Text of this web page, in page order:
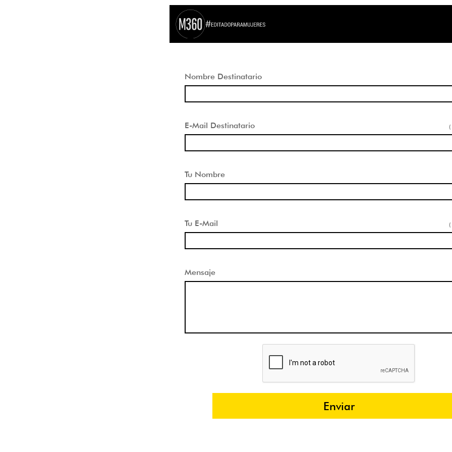
Nombre Destinatario
E-Mail Destinatario
Tu Nombre
Tu E-Mail
Mensaje